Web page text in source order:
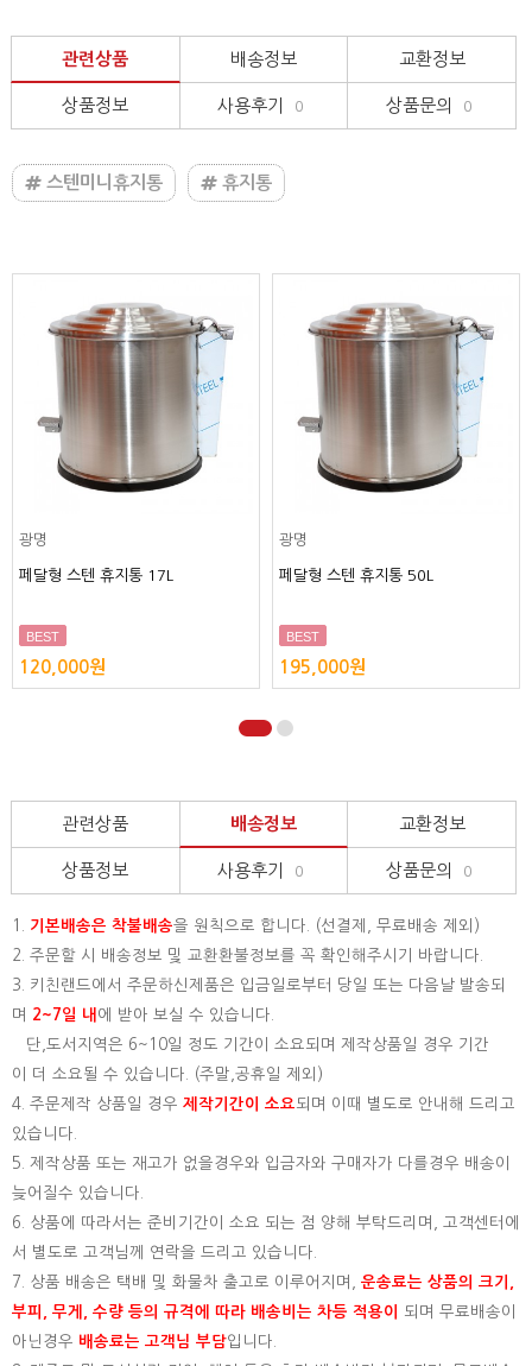
관련상품 배송정보 교환정보
상품정보 사용후기 0 상품문의 0
스텐미니휴지통 휴지통
광명
페달형 스텐 휴지통 17L
BEST
120,000원
광명
페달형 스텐 휴지통 50L
BEST
195,000원
관련상품 배송정보 교환정보
상품정보 사용후기 0 상품문의 0
1. 기본배송은 착불배송을 원칙으로 합니다. (선결제, 무료배송 제외)
2. 주문할 시 배송정보 및 교환환불정보를 꼭 확인해주시기 바랍니다.
3. 키친랜드에서 주문하신제품은 입금일로부터 당일 또는 다음날 발송되
며
2~7일 내 에 받아 보실 수 있습니다.
단,도서지역은 6~10일 정도 기간이 소요되며 제작상품일 경우 기간
이 더 소요될 수 있습니다. (주말,공휴일 제외)
4. 주문제작 상품일 경우 제작기간이 소요되며 이때 별도로 안내해 드리고
있습니다.
5. 제작상품 또는 재고가 없을경우와 입금자와 구매자가 다를경우 배송이
늦어질수 있습니다.
6. 상품에 따라서는 준비기간이 소요 되는 점 양해 부탁드리며, 고객센터에
서 별도로 고객님께 연락을 드리고 있습니다.
7. 상품 배송은 택배 및 화물차 출고로 이루어지며, 운송료는 상품의 크기,
부피, 무게, 수량 등의 규격에 따라 배송비는 차등 적용이
되며 무료배송이
아닌경우 배송료는 고객님 부담입니다.